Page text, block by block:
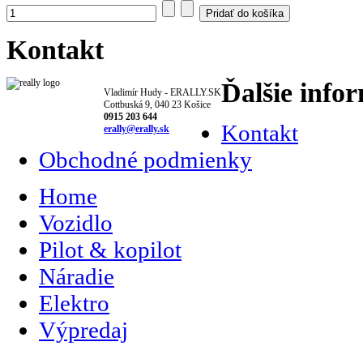
Kontakt
Vladimír Hudy - ERALLY.SK
Cottbuská 9, 040 23 Košice
0915 203 644
erally@erally.sk
Ďalšie
Kontakt
Obchodné podmienky
Home
Vozidlo
Pilot & kopilot
Náradie
Elektro
Výpredaj